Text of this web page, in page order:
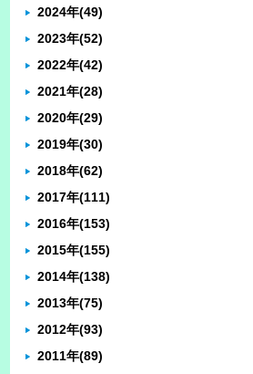
2024年(49)
2023年(52)
2022年(42)
2021年(28)
2020年(29)
2019年(30)
2018年(62)
2017年(111)
2016年(153)
2015年(155)
2014年(138)
2013年(75)
2012年(93)
2011年(89)